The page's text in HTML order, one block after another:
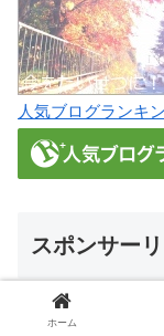
人気ブログランキ
スポンサー
アマゾンランキン
ホーム